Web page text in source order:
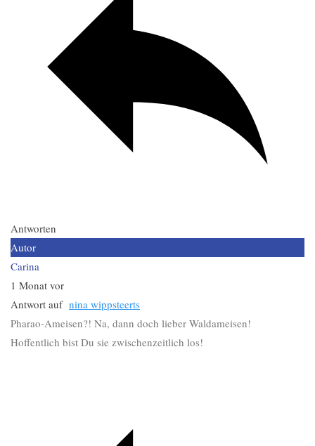
Antworten
Autor
Carina
1 Monat vor
Antwort auf nina wippsteerts
Pharao-Ameisen?! Na, dann doch lieber Waldameisen!
Hoffentlich bist Du sie zwischenzeitlich los!